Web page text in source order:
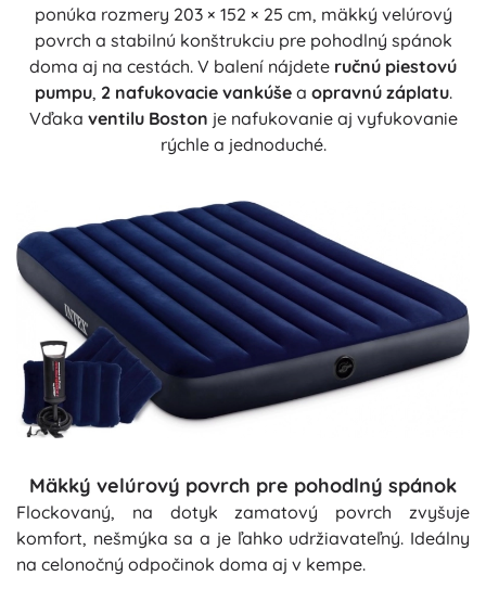
ponúka rozmery 203 × 152 × 25 cm, mäkký velúrový
povrch a stabilnú konštrukciu pre pohodlný spánok
doma aj na cestách. V balení nájdete ručnú piestovú
pumpu, 2 nafukovacie vankúšea opravnú záplatu.
Vďaka ventilu Boston je nafukovanie aj vyfukovanie
rýchle a jednoduché.
Mäkký velúrový povrch pre pohodlný spánok
Flockovaný, na dotyk zamatový povrch zvyšuje
komfort, nešmýka sa a je ľahko udržiavateľný. Ideálny
na celonočný odpočinok doma aj v kempe.